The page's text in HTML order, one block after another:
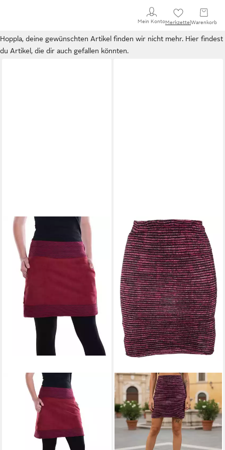
Mein KontoMerkzettel Warenkorb
Hoppla, deine gewünschten Artikel finden wir nicht mehr. Hier findest
du Artikel, die dir auch gefallen könnten.